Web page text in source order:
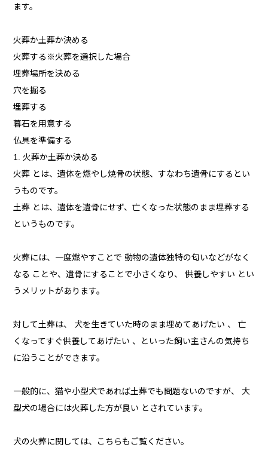
ます。
火葬か土葬か決める
火葬する※火葬を選択した場合
埋葬場所を決める
穴を掘る
埋葬する
暮石を用意する
仏具を準備する
1. 火葬か土葬か決める
火葬 とは、遺体を燃やし焼骨の状態、すなわち遺骨にするとい
うものです。
土葬 とは、遺体を遺骨にせず、亡くなった状態のまま埋葬する
というものです。
火葬には、一度燃やすことで 動物の遺体独特の匂いなどがなく
なる ことや、遺骨にすることで小さくなり、 供養しやすい とい
うメリットがあります。
対して土葬は、 犬を生きていた時のまま埋めてあげたい 、 亡
くなってすぐ供養してあげたい 、といった飼い主さんの気持ち
に沿うことができます。
一般的に、猫や小型犬であれば土葬でも問題ないのですが、 大
型犬の場合には火葬した方が良い とされています。
犬の火葬に関しては、こちらもご覧ください。